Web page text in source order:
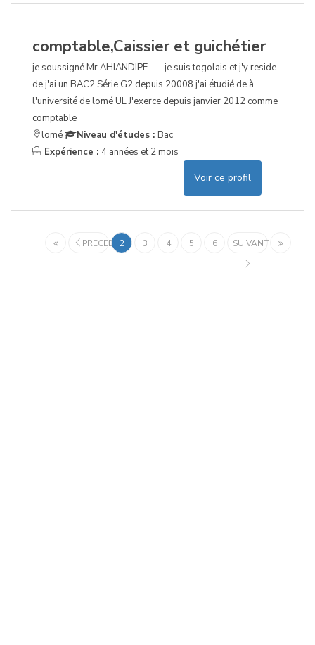
comptable,Caissier et guichétier
je soussigné Mr AHIANDIPE --- je suis togolais et j'y reside
de j'ai un BAC2 Série G2 depuis 20008 j'ai étudié de à
l'université de lomé UL J'exerce depuis janvier 2012 comme
comptable
lomé
Niveau d'études : Bac
Expérience : 4 années et 2 mois
Voir ce profil
PRECEDENT
2 3 4 5 6 SUIVANT